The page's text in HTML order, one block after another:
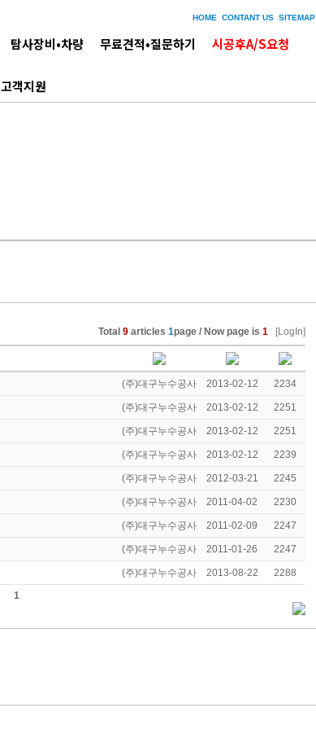
HOME CONTANT US SITEMAP
탐사장비•차량 무료견적•질문하기 시공후A/S요청
고객지원
Total 9articles 1page / Now page is 1 [LogIn]
(주)대구누수공사 2013-02-12
2234
(주)대구누수공사 2013-02-12
2251
(주)대구누수공사 2013-02-12
2251
(주)대구누수공사 2013-02-12
2239
(주)대구누수공사 2012-03-21
2245
(주)대구누수공사 2011-04-02
2230
(주)대구누수공사 2011-02-09
2247
(주)대구누수공사 2011-01-26 2247
(주)대구누수공사 2013-08-22
2288
1